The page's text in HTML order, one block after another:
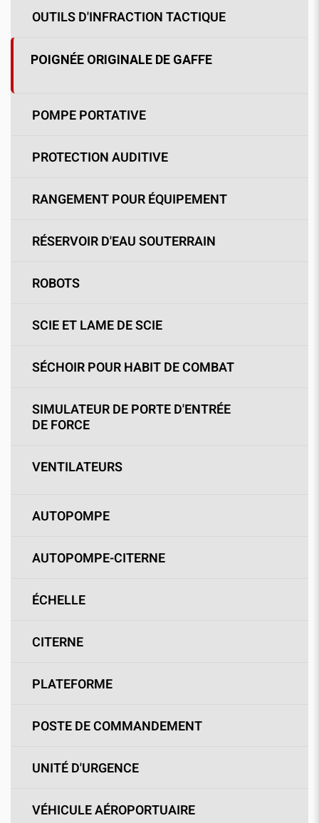
OUTILS D'INFRACTION TACTIQUE
POIGNÉE ORIGINALE DE GAFFE
POMPE PORTATIVE
PROTECTION AUDITIVE
RANGEMENT POUR ÉQUIPEMENT
RÉSERVOIR D'EAU SOUTERRAIN
ROBOTS
SCIE ET LAME DE SCIE
SÉCHOIR POUR HABIT DE COMBAT
SIMULATEUR DE PORTE D'ENTRÉE
DE FORCE
VENTILATEURS
AUTOPOMPE
AUTOPOMPE-CITERNE
ÉCHELLE
CITERNE
PLATEFORME
POSTE DE COMMANDEMENT
UNITÉ D'URGENCE
VÉHICULE AÉROPORTUAIRE